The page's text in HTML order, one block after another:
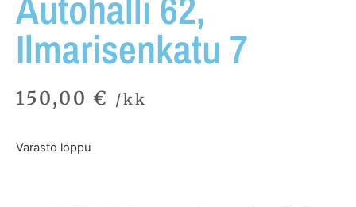
Ilmarisenkatu 7
150,00 € /kk
Varasto loppu